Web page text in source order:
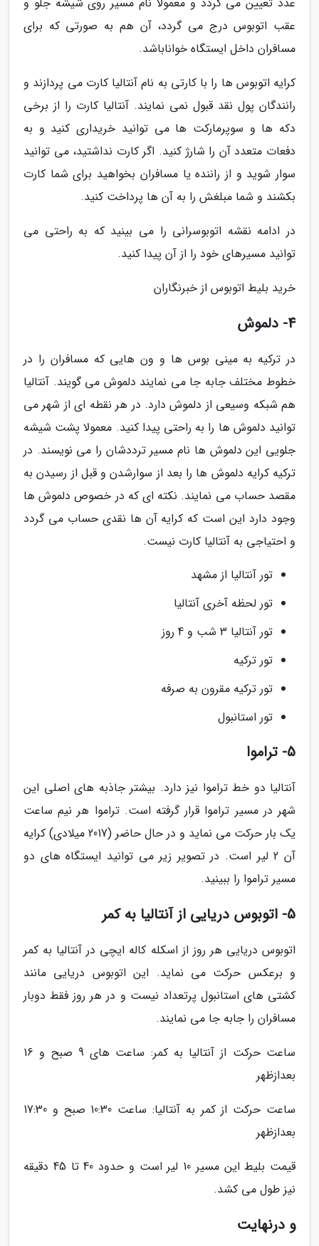
عقب اتوبوس درج می گردد، آن هم به صورتی که برای
مسافران داخل ایستگاه خواناباشد.
کرایه اتوبوس ها را با کارتی به نام آنتالیا کارت می پردازند و
رانندگان پول نقد قبول نمی نمایند. آنتالیا کارت را از برخی
دکه ها و سوپرمارکت ها می توانید خریداری کنید و به
دفعات متعدد آن را شارژ کنید. اگر کارت نداشتید، می توانید
سوار شوید و از راننده یا مسافران بخواهید برای شما کارت
بکشند و شما مبلغش را به آن ها پرداخت کنید.
در ادامه نقشه اتوبوسرانی را می بینید که به راحتی می
توانید مسیرهای خود را از آن پیدا کنید.
خرید بلیط اتوبوس از خبرنگاران
4- دلموش
در ترکیه به مینی بوس ها و ون هایی که مسافران را در
خطوط مختلف جابه جا می نمایند دلموش می گویند. آنتالیا
هم شبکه وسیعی از دلموش دارد. در هر نقطه ای از شهر می
توانید دلموش ها را به راحتی پیدا کنید. معمولا پشت شیشه
جلویی این دلموش ها نام مسیر ترددشان را می نویسند. در
ترکیه کرایه دلموش ها را بعد از سوارشدن و قبل از رسیدن به
مقصد حساب می نمایند. نکته ای که در خصوص دلموش ها
وجود دارد این است که کرایه آن ها نقدی حساب می گردد
و احتیاجی به آنتالیا کارت نیست.
تور آنتالیا از مشهد
تور لحظه آخری آنتالیا
تور آنتالیا 3 شب و 4 روز
تور ترکیه
تور ترکیه مقرون به صرفه
تور استانبول
5- تراموا
آنتالیا دو خط تراموا نیز دارد. بیشتر جاذبه های اصلی این
شهر در مسیر تراموا قرار گرفته است. تراموا هر نیم ساعت
یک بار حرکت می نماید و در حال حاضر (2017 میلادی) کرایه
آن 2 لیر است. در تصویر زیر می توانید ایستگاه های دو
مسیر تراموا را ببینید.
5- اتوبوس دریایی از آنتالیا به کمر
اتوبوس دریایی هر روز از اسکله کاله ایچی در آنتالیا به کمر
و برعکس حرکت می نماید. این اتوبوس دریایی مانند
کشتی های استانبول پرتعداد نیست و در هر روز فقط دوبار
مسافران را جابه جا می نمایند.
ساعت حرکت از آنتالیا به کمر: ساعت های 9 صبح و 16
بعدازظهر
ساعت حرکت از کمر به آنتالیا: ساعت 10:30 صبح و 17:30
بعدازظهر
قیمت بلیط این مسیر 10 لیر است و حدود 40 تا 45 دقیقه
نیز طول می کشد.
و درنهایت